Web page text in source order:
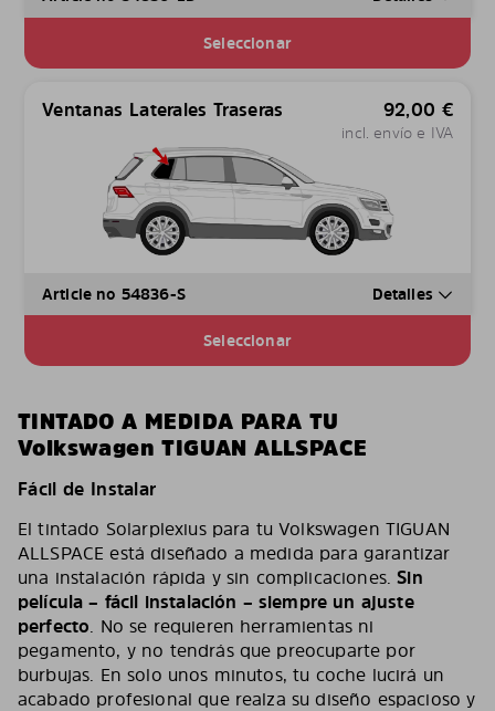
Seleccionar
Ventanas Laterales Traseras 92,00 €
incl. envío e IVA
Article no 54836-S Detalles
Seleccionar
TINTADO A MEDIDA PARA TU
Volkswagen TIGUAN ALLSPACE
Fácil de Instalar
El tintado Solarplexius para tu Volkswagen TIGUAN
ALLSPACE está diseñado a medida para garantizar
una instalación rápida y sin complicaciones.Sin
película – fácil instalación – siempre un ajuste
perfecto. No se requieren herramientas ni
pegamento, y no tendrás que preocuparte por
burbujas. En solo unos minutos, tu coche lucirá un
acabado profesional que realza su diseño espacioso y